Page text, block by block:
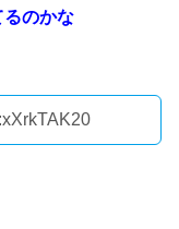
るのかな